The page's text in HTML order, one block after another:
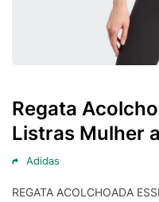
Regata
Listras Mulher
Adidas
REGATA ACOLCHOADA